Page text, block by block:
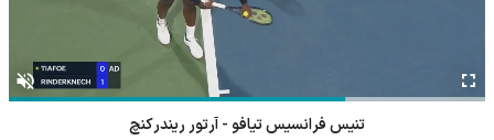
تنیس فرانسیس تیافو - آرتور ریندرکنچ